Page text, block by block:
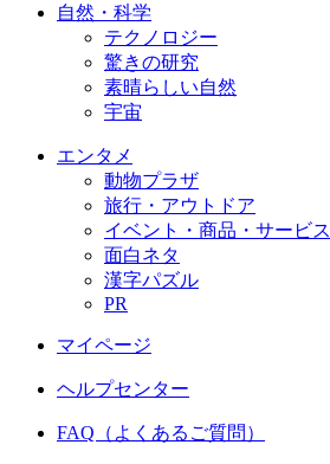
自然・科学
テクノロジー
驚きの研究
素晴らしい自然
宇宙
エンタメ
動物プラザ
旅行・アウトドア
イベント・商品・サービス
面白ネタ
漢字パズル
PR
マイページ
ヘルプセンター
FAQ（よくあるご質問）